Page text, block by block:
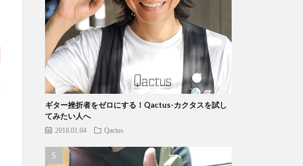
ギター挫折者をゼロにする！Qactus-カクタスを試し
てみたい人へ
2018.01.04 Qactus